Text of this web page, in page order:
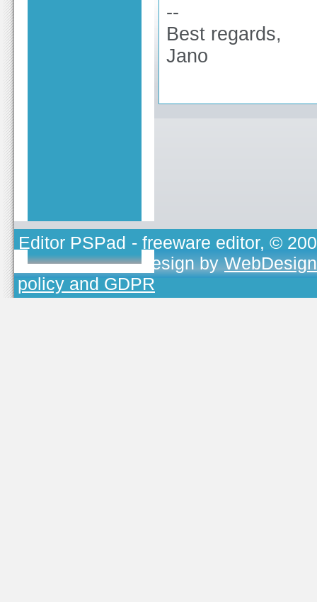
--
Best regards,
Jano
Editor PSPad - freeware editor, ©
TOJEONO.CZ, design by
policy and GDPR